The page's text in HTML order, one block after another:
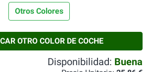
Otros Colores
OTRO COLOR DE COCHE
Disponibilidad: Buena